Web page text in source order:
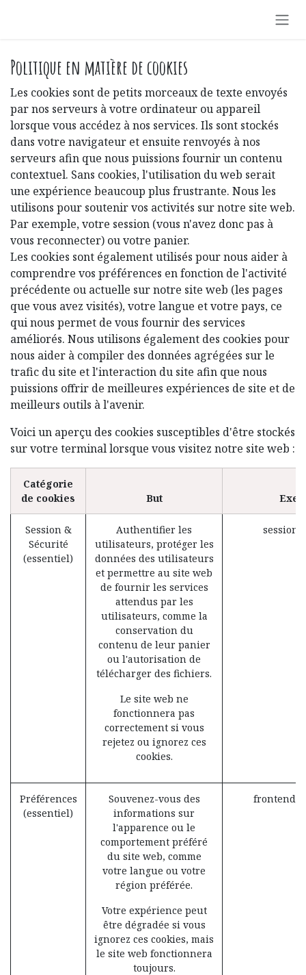
Politique en matière de cookies
Les cookies sont de petits morceaux de texte envoyés
par nos serveurs à votre ordinateur ou appareil
lorsque vous accédez à nos services. Ils sont stockés
dans votre navigateur et ensuite renvoyés à nos
serveurs afin que nous puissions fournir un contenu
contextuel. Sans cookies, l'utilisation du web serait
une expérience beaucoup plus frustrante. Nous les
utilisons pour soutenir vos activités sur notre site web.
Par exemple, votre session (vous n'avez donc pas à
vous reconnecter) ou votre panier.
Les cookies sont également utilisés pour nous aider à
comprendre vos préférences en fonction de l'activité
précédente ou actuelle sur notre site web (les pages
que vous avez visités), votre langue et votre pays, ce
qui nous permet de vous fournir des services
améliorés. Nous utilisons également des cookies pour
nous aider à compiler des données agrégées sur le
trafic du site et l'interaction du site afin que nous
puissions offrir de meilleures expériences de site et de
meilleurs outils à l'avenir.
Voici un aperçu des cookies susceptibles d'être stockés
sur votre terminal lorsque vous visitez notre site web :
Catégorie
de cookies
But
Session &
Sécurité
(essentiel)
Authentifier les
utilisateurs, protéger les
données des utilisateurs
et permettre au site web
de fournir les services
attendus par les
utilisateurs, comme la
conservation du
contenu de leur panier
ou l'autorisation de
télécharger des fichiers.
Le site web ne
fonctionnera pas
correctement si vous
rejetez ou ignorez ces
cookies.
Préférences
(essentiel)
Souvenez-vous des
informations sur
l'apparence ou le
comportement préféré
du site web, comme
votre langue ou votre
région préférée.
Votre expérience peut
être dégradée si vous
ignorez ces cookies, mais
le site web fonctionnera
toujours.